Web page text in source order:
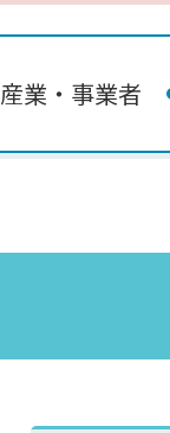
産業・事業者